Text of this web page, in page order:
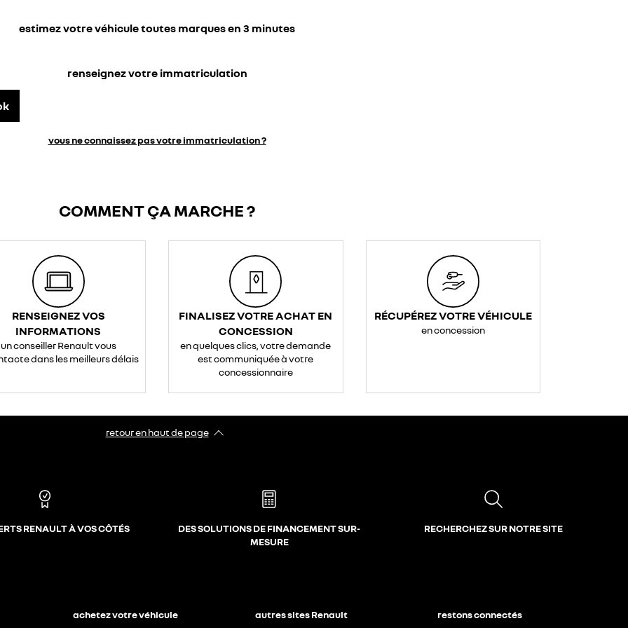
estimez votre véhicule toutes marques en 3 minutes
renseignez votre immatriculation
vous ne connaissez pas votre immatriculation ?
COMMENT ÇA MARCHE ?
RENSEIGNEZ VOS
INFORMATIONS
un conseiller Renault vous
dans les meilleurs délais
FINALISEZ VOTRE ACHAT EN
CONCESSION
en quelques clics, votre demande
est communiquée à votre
concessionnaire
RÉCUPÉREZ VOTRE VÉHICULE
en concession
retour en haut de page​
RENAULT À VOS CÔTÉS
DES SOLUTIONS DE FINANCEMENT SUR-
MESURE
RECHERCHEZ SUR NOTRE SITE
achetez votre véhicule autres sites Renault restons connectés